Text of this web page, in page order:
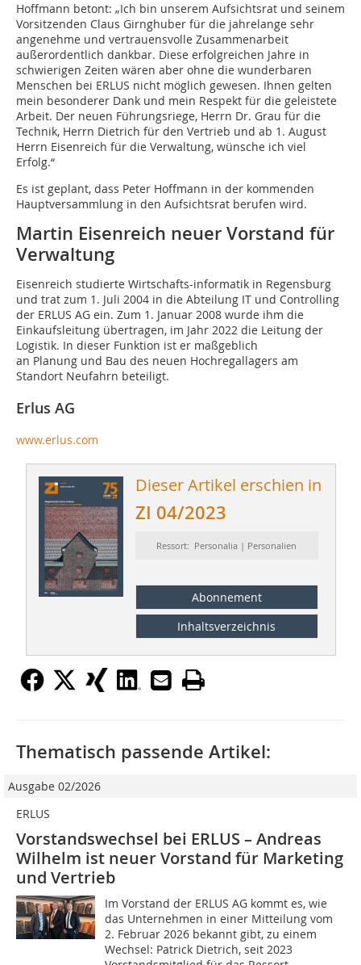
Hoffmann betont: „Ich bin unserem Aufsichtsrat und seinem
Vorsitzenden Claus Girnghuber für die jahrelange sehr
angenehme und vertrauensvolle Zusammenarbeit
außerordentlich dankbar. Diese erfolgreichen Jahre in
schwierigen Zeiten wären aber ohne die wunderbaren
Menschen bei ERLUS nicht möglich gewesen. Ihnen gelten
mein besonderer Dank und mein Respekt für die geleistete
Arbeit. Der neuen Führungsriege, Herrn Dr. Grau für die
Technik, Herrn Dietrich für den Vertrieb und ab 1. August
Herrn Eisenreich für die Verwaltung, wünsche ich viel
Erfolg.“
Es ist geplant, dass Peter Hoffmann in der kommenden
Hauptversammlung in den Aufsichtsrat berufen wird.
Martin Eisenreich neuer Vorstand für
Verwaltung
Eisenreich studierte Wirtschafts-informatik in Regensburg
und trat zum 1. Juli 2004 in die Abteilung IT und Controlling
der ERLUS AG ein. Zum 1. Januar 2008 wurde ihm die
Einkaufsleitung übertragen, im Jahr 2022 die Leitung der
Logistik. In dieser Funktion ist er maßgeblich
an Planung und Bau des neuen Hochregallagers am
Standort Neufahrn beteiligt.
Erlus AG
www.erlus.com
Dieser Artikel erschien in
ZI 04/2023
Ressort: Personalia | Personalien
Abonnement
Inhaltsverzeichnis
Thematisch passende Artikel:
Ausgabe 02/2026
ERLUS
Vorstandswechsel bei ERLUS – Andreas
Wilhelm ist neuer Vorstand für Marketing
und Vertrieb
Im Vorstand der ERLUS AG kommt es, wie
das Unternehmen in einer Mitteilung vom
2. Februar 2026 bekannt gibt, zu einem
Wechsel: Patrick Dietrich, seit 2023